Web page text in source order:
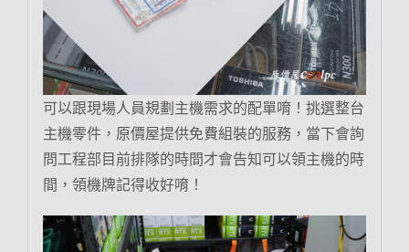
可以跟現場人員規劃主機需求的配單唷！挑選整台
主機零件，原價屋提供免費組裝的服務，當下會詢
問工程部目前排隊的時間才會告知可以領主機的時
間，領機牌記得收好唷！